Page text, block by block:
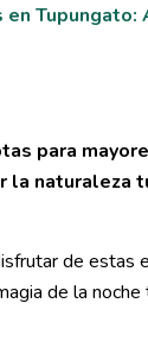
para
naturaleza
de estas
de la noche